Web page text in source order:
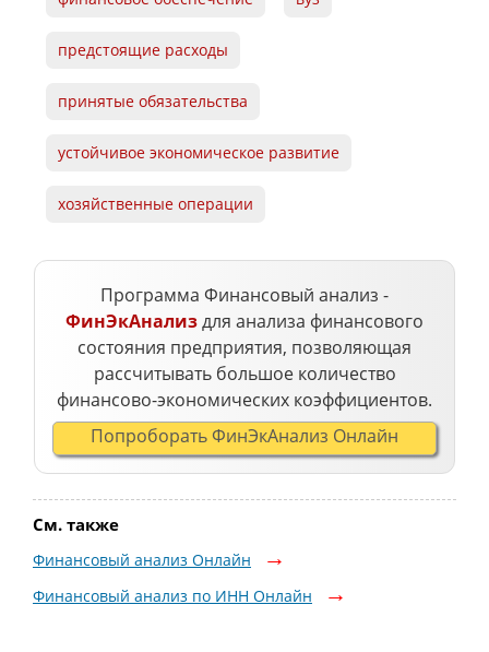
предстоящие расходы
принятые обязательства
устойчивое экономическое развитие
хозяйственные операции
Программа Финансовый анализ -
ФинЭкАнализдля анализа финансового
состояния предприятия, позволяющая
рассчитывать большое количество
финансово-экономических коэффициентов.
Попроборать ФинЭкАнализ Онлайн
См. также
Финансовый анализ Онлайн
Финансовый анализ по ИНН Онлайн